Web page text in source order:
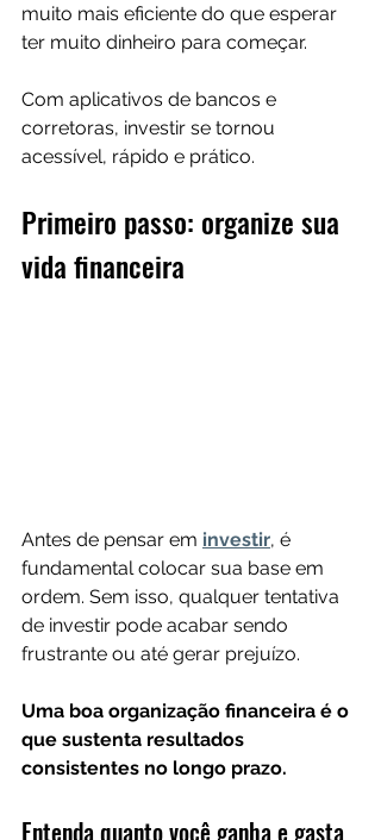
muito mais eficiente do que esperar
ter muito dinheiro para começar.
Com aplicativos de bancos e
corretoras, investir se tornou
acessível, rápido e prático.
Primeiro passo: organize sua
vida financeira
Antes de pensar em investir, é
fundamental colocar sua base em
ordem. Sem isso, qualquer tentativa
de investir pode acabar sendo
frustrante ou até gerar prejuízo.
Uma boa organização financeira é o
que sustenta resultados
consistentes no longo prazo.
Entenda quanto você ganha e gasta